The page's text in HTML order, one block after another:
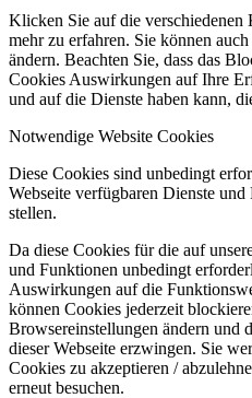
Klicken Sie auf die verschiedenen
mehr zu erfahren. Sie können
ändern. Beachten Sie, dass das
Cookies Auswirkungen auf Ihre
und auf die Dienste haben kann,
Notwendige Website Cookies
Diese Cookies sind unbedingt
Webseite verfügbaren Dienste
stellen.
Da diese Cookies für die auf
und Funktionen unbedingt
Auswirkungen auf die
können Cookies jederzeit
Browsereinstellungen ändern und
dieser Webseite erzwingen. Sie
Cookies zu akzeptieren /
erneut besuchen.